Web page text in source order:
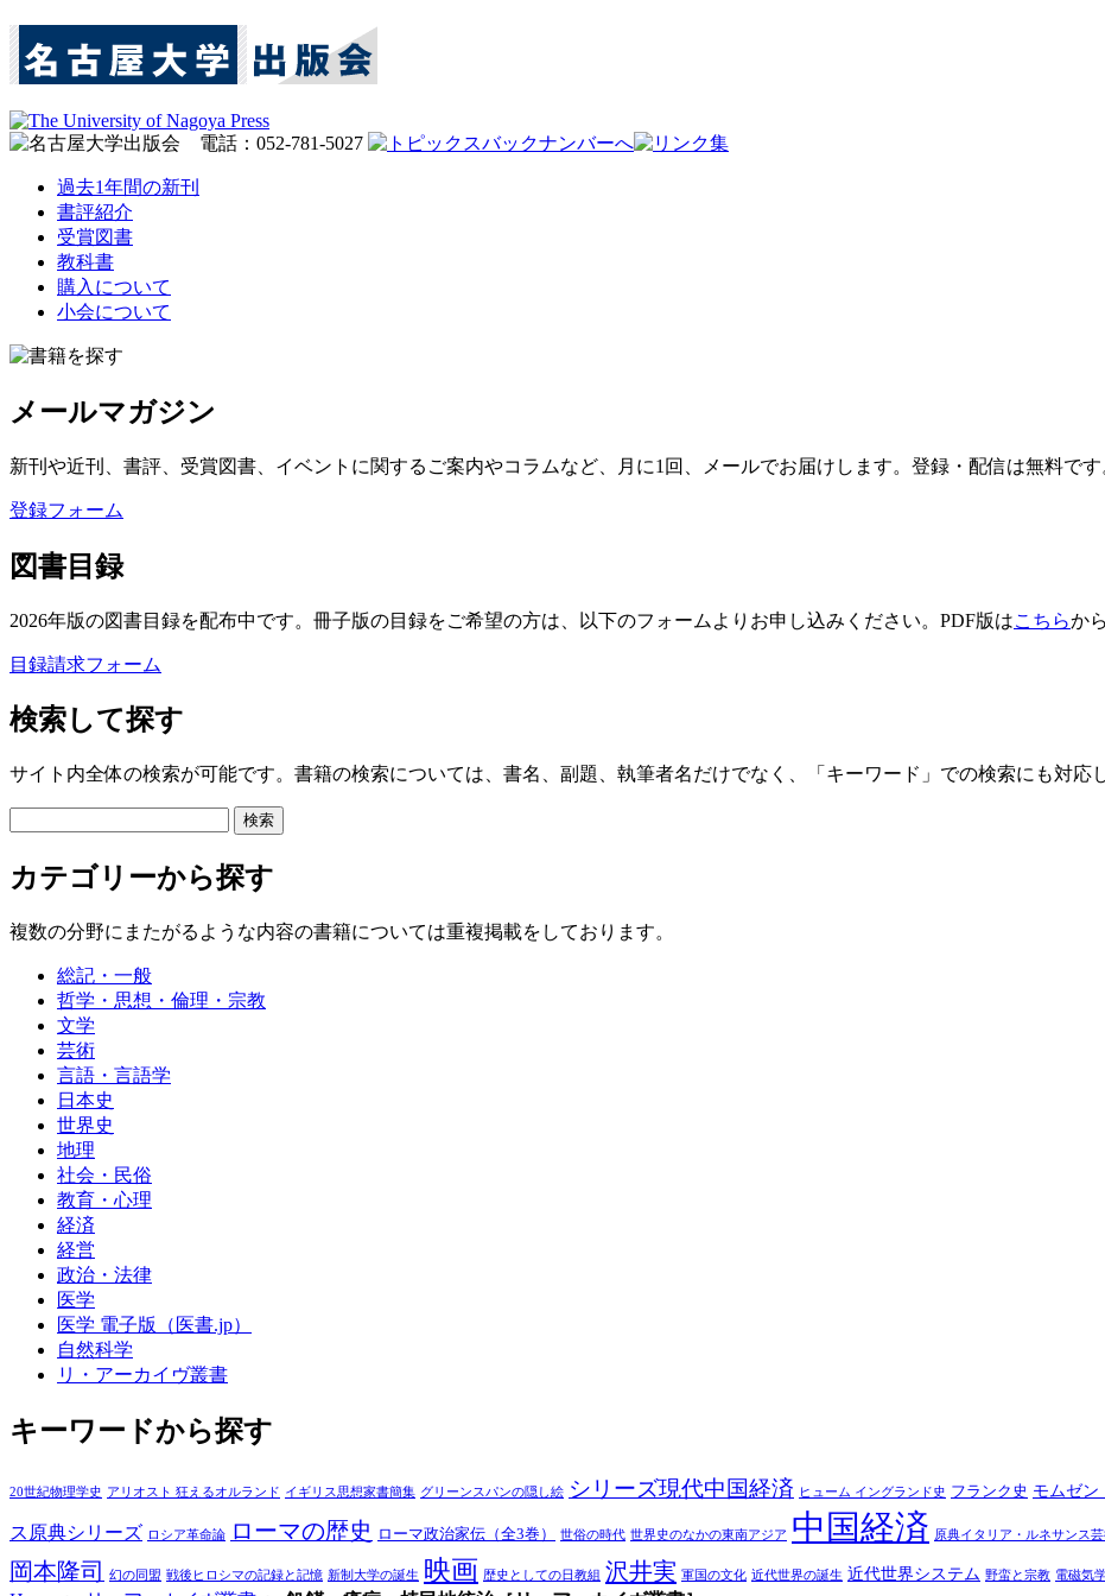
過去1年間の新刊
書評紹介
受賞図書
教科書
購入について
小会について
メールマガジン
新刊や近刊、書評、受賞図書、イベントに関するご案内やコラムなど、月に1回、メールでお届けします。登録・配信は無料で
登録フォーム
図書目録
2026年版の図書目録を配布中です。冊子版の目録をご希望の方は、以下のフォームよりお申し込みください。PDF版はこちらか
目録請求フォーム
検索して探す
サイト内全体の検索が可能です。書籍の検索については、書名、副題、執筆者名だけでなく、「キーワード」での検索にも対応
カテゴリーから探す
複数の分野にまたがるような内容の書籍については重複掲載をしております。
総記・一般
哲学・思想・倫理・宗教
文学
芸術
言語・言語学
日本史
世界史
地理
社会・民俗
教育・心理
経済
経営
政治・法律
医学
医学 電子版（医書.jp）
自然科学
リ・アーカイヴ叢書
キーワードから探す
20世紀物理学史 アリオスト 狂えるオルランド イギリス思想家書簡集 グリーンスパンの隠し絵 シリーズ現代中国経済 ヒューム イングランド史 フランク史 モムゼン
ス原典シリーズ ロシア革命論 ローマの歴史 ローマ政治家伝（全3巻） 世俗の時代 世界史のなかの東南アジア 中国経済 原典イタリア・ルネサンス
岡本隆司 幻の同盟 戦後ヒロシマの記録と記憶 新制大学の誕生 映画 歴史としての日教組 沢井実 軍国の文化 近代世界の誕生 近代世界システム 野蛮と宗教 電磁気